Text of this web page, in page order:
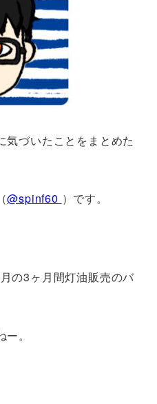
気づいたことをまとめた
@spinf60 ）です。
の3ヶ月間灯油販売のバ
。